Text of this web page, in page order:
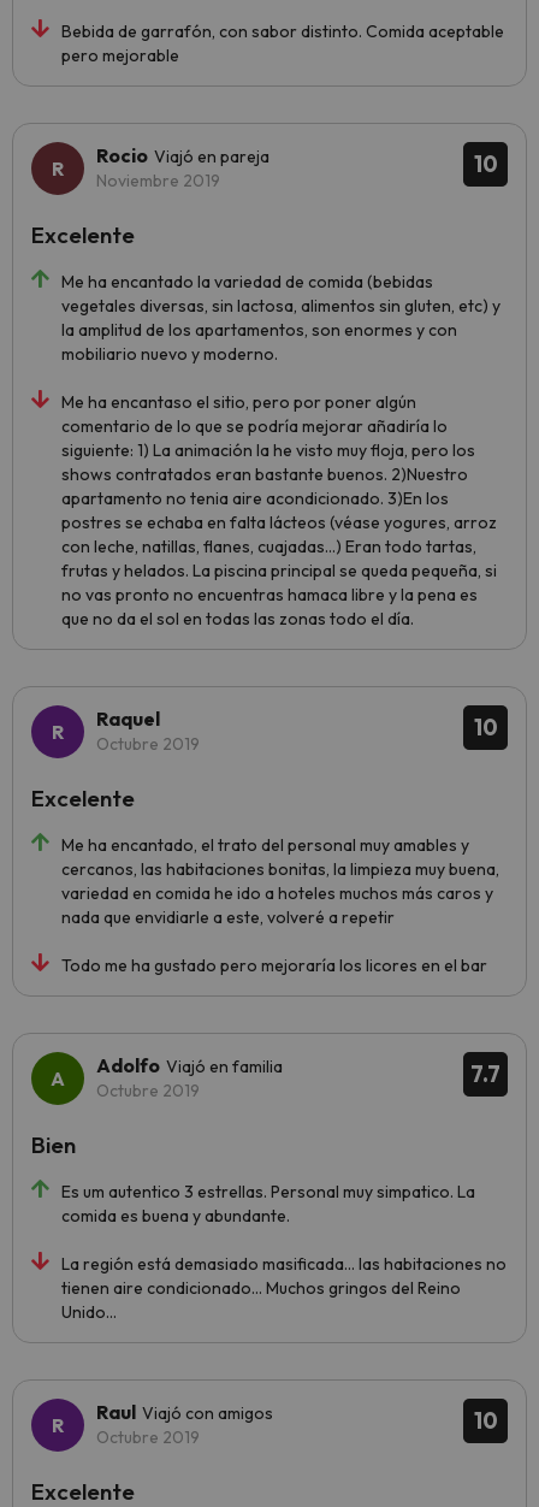
Bebida de garrafón, con sabor distinto. Comida aceptable
pero mejorable
10
Rocio Viajó en pareja
Noviembre 2019
Me ha encantado la variedad de comida (bebidas
vegetales diversas, sin lactosa, alimentos sin gluten, etc) y
la amplitud de los apartamentos, son enormes y con
mobiliario nuevo y moderno.
Me ha encantaso el sitio, pero por poner algún
comentario de lo que se podría mejorar añadiría lo
siguiente: 1) La animación la he visto muy floja, pero los
shows contratados eran bastante buenos. 2)Nuestro
apartamento no tenia aire acondicionado. 3)En los
postres se echaba en falta lácteos (véase yogures, arroz
con leche, natillas, flanes, cuajadas...) Eran todo tartas,
frutas y helados. La piscina principal se queda pequeña, si
no vas pronto no encuentras hamaca libre y la pena es
que no da el sol en todas las zonas todo el día.
Excelente
10
Raquel
Octubre 2019
Me ha encantado, el trato del personal muy amables y
cercanos, las habitaciones bonitas, la limpieza muy buena,
variedad en comida he ido a hoteles muchos más caros y
nada que envidiarle a este, volveré a repetir
Todo me ha gustado pero mejoraría los licores en el bar
Excelente
7.7
Adolfo Viajó en familia
Octubre 2019
Es um autentico 3 estrellas. Personal muy simpatico. La
comida es buena y abundante.
La región está demasiado masificada... las habitaciones no
tienen aire condicionado... Muchos gringos del Reino
Unido...
Bien
10
Raul Viajó con amigos
Octubre 2019
Excelente